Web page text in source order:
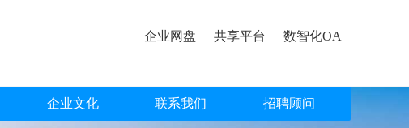
企业网盘 共享平台 数智化OA
企业文化 联系我们 招聘顾问